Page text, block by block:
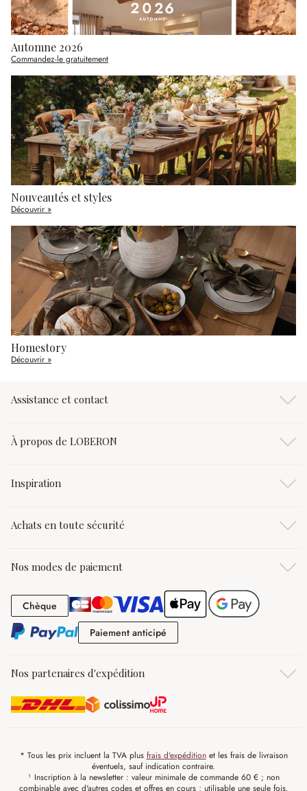
Automne 2026
Commandez-le gratuitement
Nouveautés et styles
Découvrir »
Homestory
Découvrir »
Assistance et contact
À propos de LOBERON
Inspiration
Achats en toute sécurité
Nos modes de paiement
Chèque Chèque
Paiement anticipé
Nos partenaires d'expédition
* Tous les prix incluent la TVA plus frais d'expéditionet les frais de livraison
éventuels, sauf indication contraire.
¹ Inscription à la newsletter : valeur minimale de commande 60 € ; non
combinable avec d'autres codes et offres en cours ; utilisable une seule fois.